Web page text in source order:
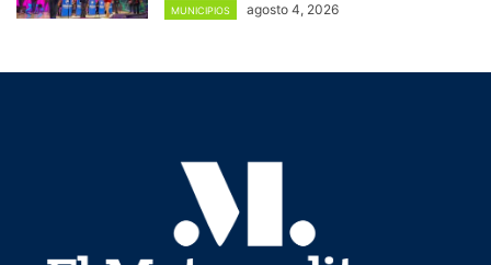
MUNICIPIOS agosto 4, 2026